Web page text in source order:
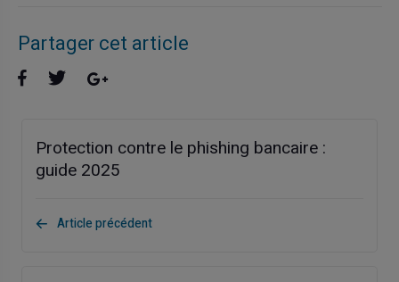
Partager cet article
Protection contre le phishing bancaire :
guide 2025
Article précédent